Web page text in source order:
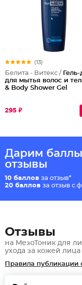
(13)
Белита - Витекс /
для мытья волос и
& Body Shower Gel
295 ₽
Дарим баллы
отзывы
10 баллов за отзыв*
20 баллов за отзыв с
Отзывы
на МезоТоник для
ухода за кожей
Правила публикации